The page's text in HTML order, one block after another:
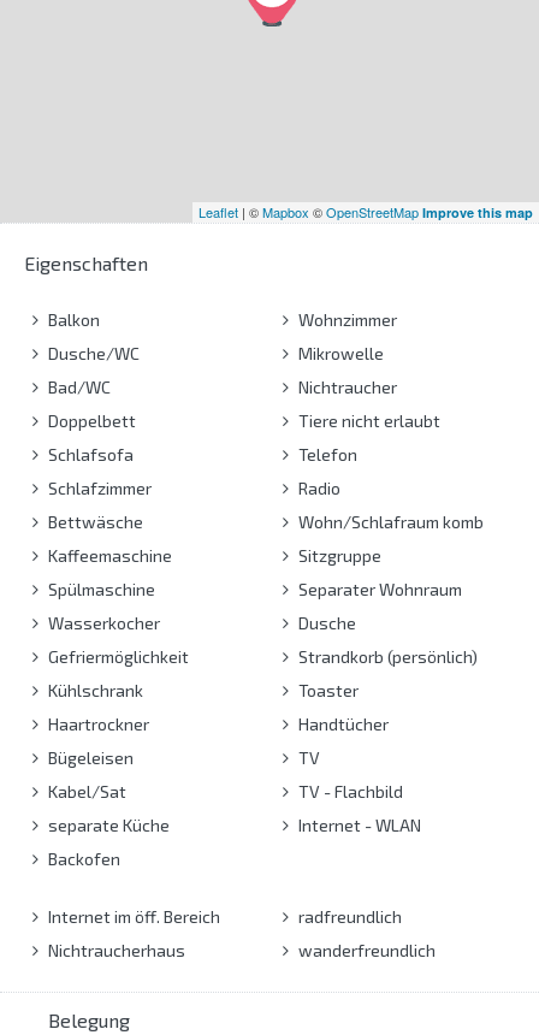
Leaflet | ©Mapbox ©OpenStreetMap Improve this map
Eigenschaften
Balkon
Dusche/WC
Bad/WC
Doppelbett
Schlafsofa
Schlafzimmer
Bettwäsche
Kaffeemaschine
Spülmaschine
Wasserkocher
Gefriermöglichkeit
Kühlschrank
Haartrockner
Bügeleisen
Kabel/Sat
separate Küche
Backofen
Wohnzimmer
Mikrowelle
Nichtraucher
Tiere nicht erlaubt
Telefon
Radio
Wohn/Schlafraum komb
Sitzgruppe
Separater Wohnraum
Dusche
Strandkorb (persönlich)
Toaster
Handtücher
TV
TV - Flachbild
Internet - WLAN
Internet im öff. Bereich
Nichtraucherhaus
radfreundlich
wanderfreundlich
Belegung